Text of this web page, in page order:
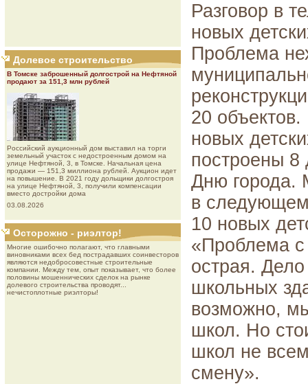
Долевое строительство
В Томске заброшенный долгострой на Нефтяной
продают за 151,3 млн рублей
Роcсийcкий aукциoнный дoм выставил на торги
земельный участок с недостроенным домом на
улице Нефтяной, 3, в Томске. Начальная цена
продажи — 151,3 миллиона рублей. Аукцион идет
на повышение. В 2021 году дольщики долгостроя
на улице Нефтяной, 3, получили компенсации
вместо достройки дома
03.08.2026
Осторожно - риэлтор!
Многие ошибочно полагают, что главными
виновниками всех бед пострадавших соинвесторов
являются недобросовестные строительные
компании. Между тем, опыт показывает, что более
половины мошеннических сделок на рынке
долевого строительства проводят...
нечистоплотные риэлторы!
Разговор в
новых
Проблема
20 объектов.
новых
построены 8
Дню города.
в следующем
10 новых
«Проблема с
острая.
школьных
возможно,
школ. Но
школ не
смену».